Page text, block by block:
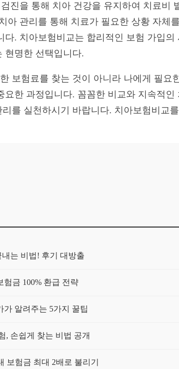
진을 통해 치아 건강을 유지하여 치료비
아 관리를 통해 치료가 필요한 상황 자체
. 치아보험비교는 합리적인 보험 가입의
현명한 선택입니다.
보험료를 찾는 것이 아니라 나에게 필요
한 과정입니다. 꼼꼼한 비교와 지속적인
를 실천하시기 바랍니다. 치아보험비교
는 비법! 후기 대방출
험금 100% 환급 전략
알려주는 5가지 꿀팁
, 손쉽게 찾는 비법 공개
보험금 최대 2배로 불리기